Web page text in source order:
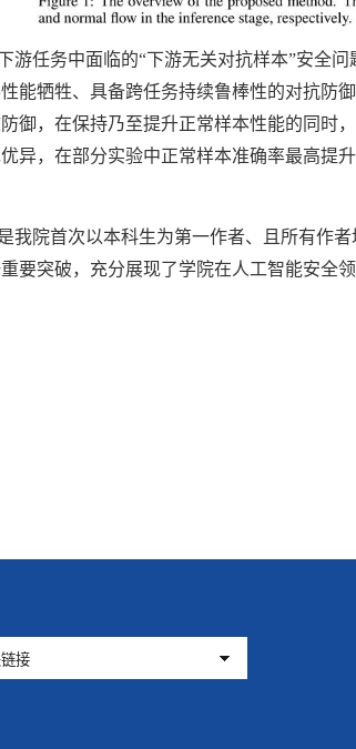
游任务中面临的“下游无关对抗样本”安全问
能牺牲、具备跨任务持续鲁棒性的对抗
御，在保持乃至提升正常样本性能的同
异，在部分实验中正常样本准确率最高提升
我院首次以本科生为第一作者、且所有作
要突破，充分展现了学院在人工智能安全